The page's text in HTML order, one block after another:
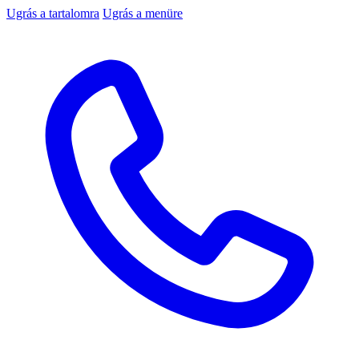
Ugrás a tartalomra Ugrás a menüre